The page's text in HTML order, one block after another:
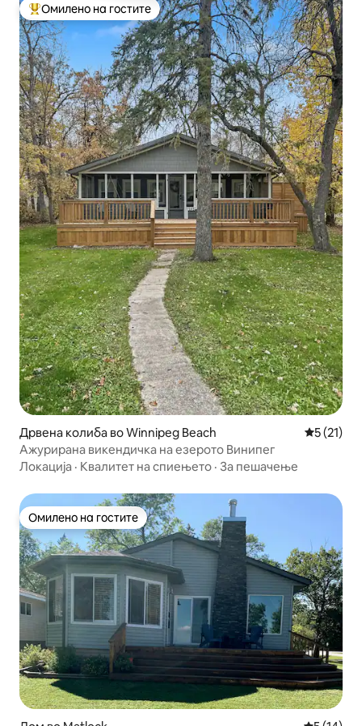
Меѓу најуспешните „Омилени на гостите“
Омилено на гостите
Дрвена колиба во Winnipeg Beach
5 (21)
Ажурирана викендичка на езерото Винипег
Локација · Квалитет на спиењето · За пешачење
Омилено на гостите
Омилено на гостите